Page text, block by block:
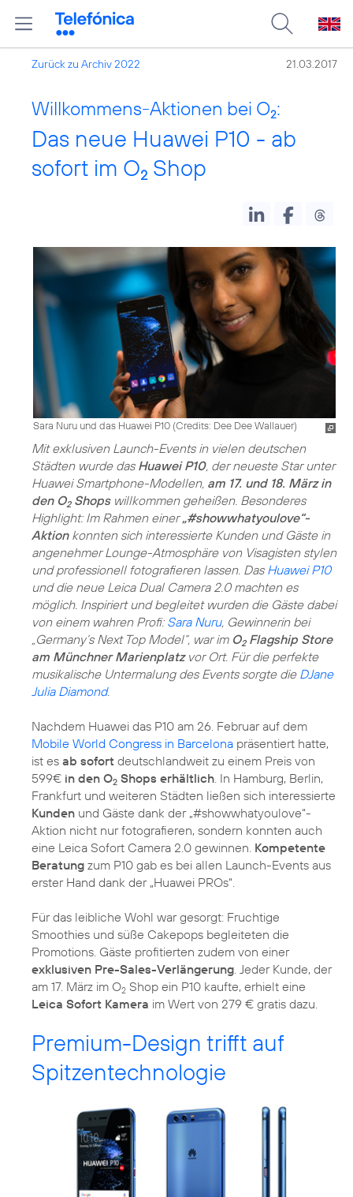
Zurück zu Archiv 2022 21.03.2017
Willkommens-Aktionen bei O2:
Das neue Huawei P10 - ab
sofort im O2 Shop
Sara Nuru und das Huawei P10 (Credits: Dee Dee Wallauer)
Mit exklusiven Launch-Events in vielen deutschen
Städten wurde das Huawei P10, der neueste Star unter
Huawei Smartphone-Modellen, am 17. und 18. März in
den O2Shopswillkommen geheißen. Besonderes
Highlight: Im Rahmen einer„#showwhatyoulove“-
Aktionkonnten sich interessierte Kunden und Gäste in
angenehmer Lounge-Atmosphäre von Visagisten stylen
und professionell fotografieren lassen. Das Huawei P10
und die neue Leica Dual Camera 2.0 machten es
möglich. Inspiriert und begleitet wurden die Gäste dabei
von einem wahren Profi: Sara Nuru, Gewinnerin bei
„Germany’s Next Top Model“, war im O2Flagship Store
am Münchner Marienplatzvor Ort. Für die perfekte
musikalische Untermalung des Events sorgte die DJane
Julia Diamond.
Nachdem Huawei das P10 am 26. Februar auf dem
Mobile World Congress in Barcelona präsentiert hatte,
ist es ab sofort deutschlandweit zu einem Preis von
599€ in den O2 Shops erhältlich . In Hamburg, Berlin,
Frankfurt und weiteren Städten ließen sich interessierte
Kunden und Gäste dank der „#showwhatyoulove“-
Aktion nicht nur fotografieren, sondern konnten auch
eine Leica Sofort Camera 2.0 gewinnen. Kompetente
Beratung zum P10 gab es bei allen Launch-Events aus
erster Hand dank der „Huawei PROs“.
Für das leibliche Wohl war gesorgt: Fruchtige
Smoothies und süße Cakepops begleiteten die
Promotions. Gäste profitierten zudem von einer
exklusiven Pre-Sales-Verlängerung . Jeder Kunde, der
am 17. März im O2 Shop ein P10 kaufte, erhielt eine
Leica Sofort Kamera im Wert von 279 € gratis dazu.
Premium-Design trifft auf
Spitzentechnologie